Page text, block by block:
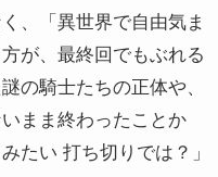
、「異世界で自由気ま
が、最終回でもぶれる
の騎士たちの正体や、
まま終わったことか
たい 打ち切りでは？」